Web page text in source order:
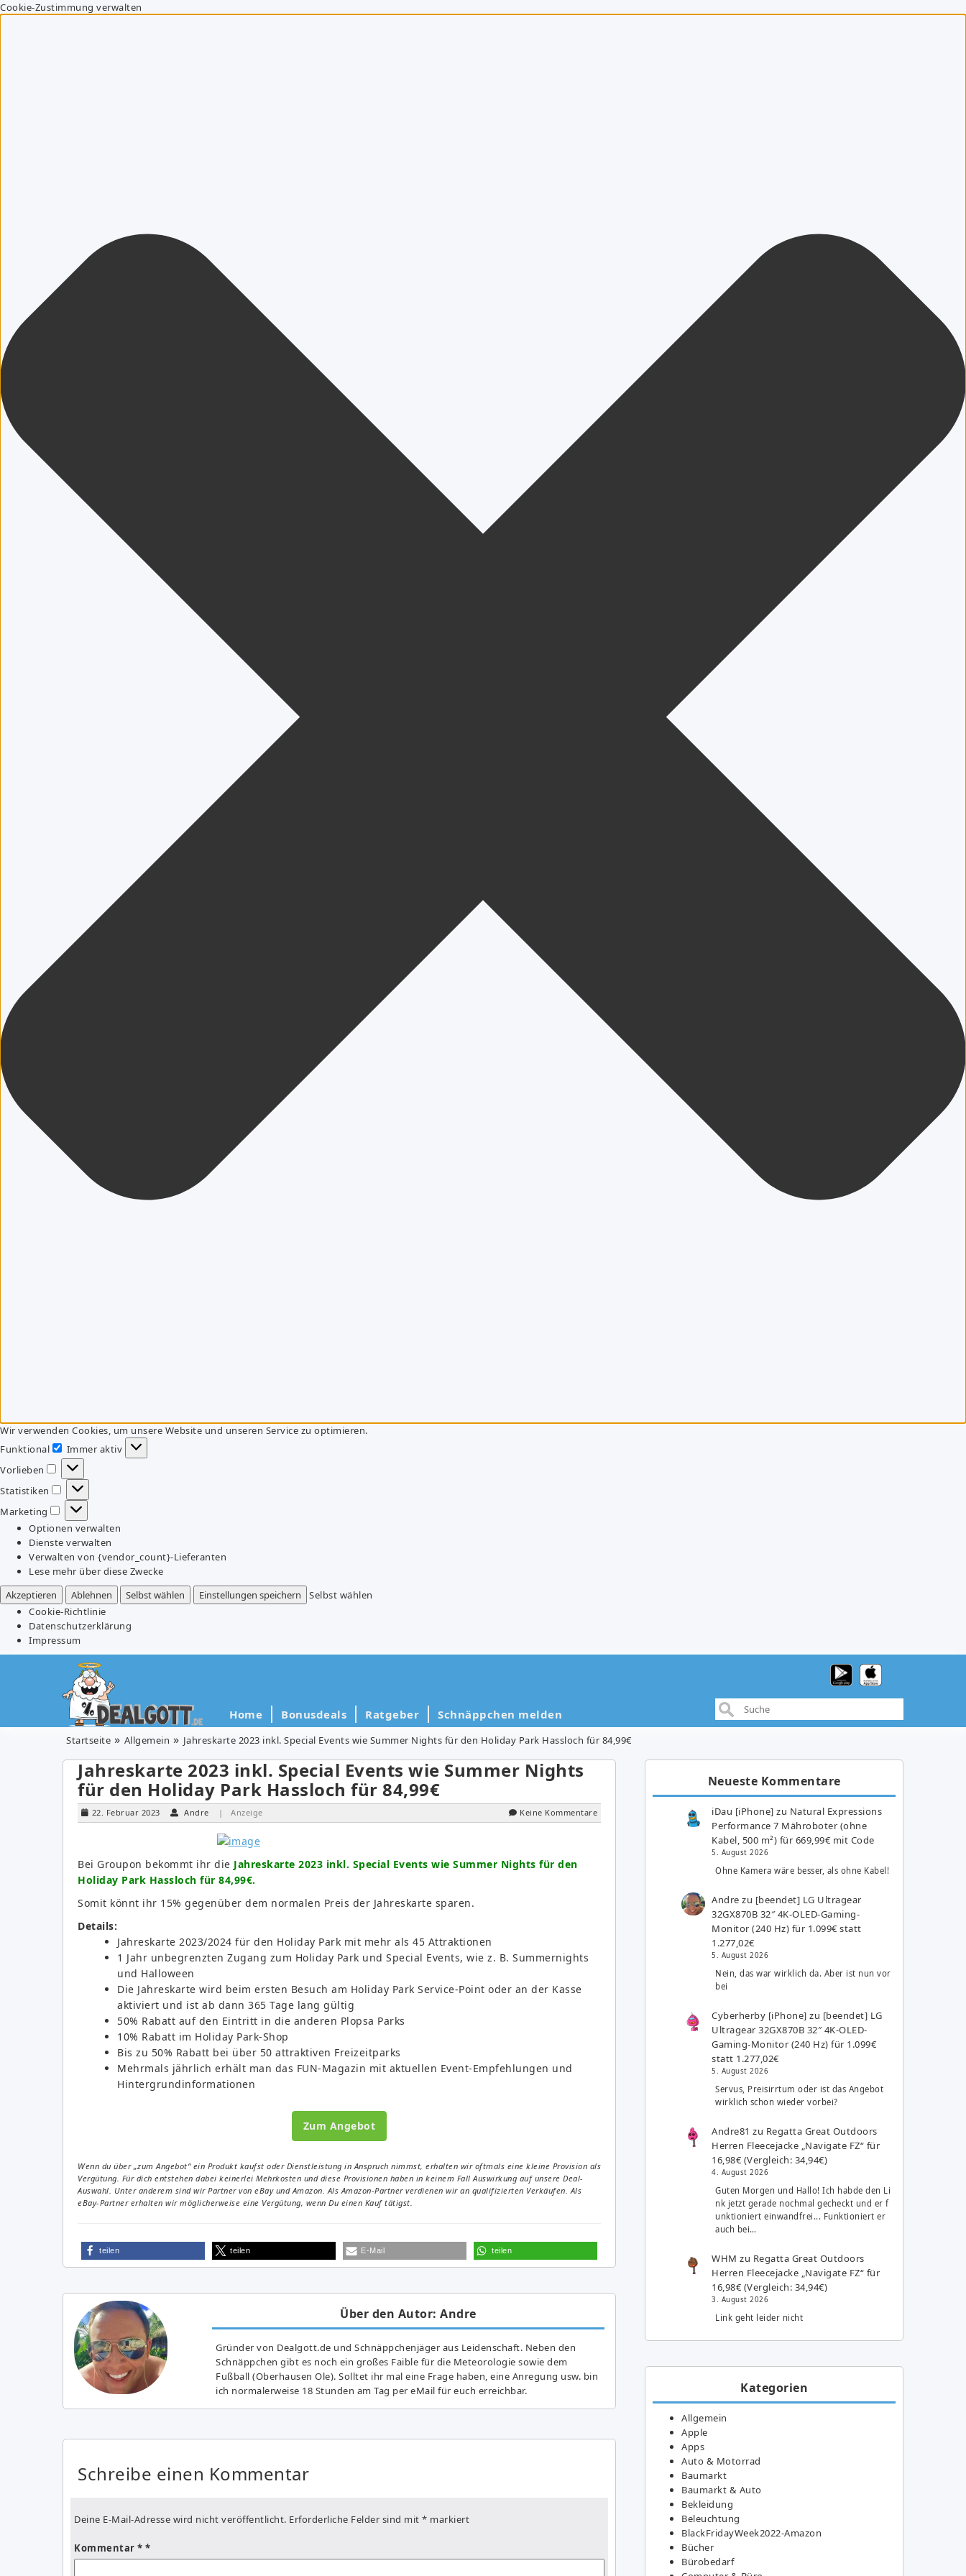
Cookie-Zustimmung verwalten
Wir verwenden Cookies, um unsere Website und unseren Service zu optimieren.
Funktional
Funktional
Immer aktiv
Vorlieben
Vorlieben
Statistiken
Statistiken
Marketing
Marketing
Optionen verwalten
Dienste verwalten
Verwalten von {vendor_count}-Lieferanten
Lese mehr über diese Zwecke
Akzeptieren
Ablehnen Selbst wählen Einstellungen speichern
Selbst wählen
Cookie-Richtlinie
Datenschutzerklärung
Impressum
Home Bonusdeals Ratgeber Schnäppchen melden
Startseite Allgemein Jahreskarte 2023 inkl. Special Events wie Summer Nights für den Holiday Park Hassloch für 84,99€
Jahreskarte 2023 inkl. Special Events wie Summer Nights
für den Holiday Park Hassloch für 84,99€
22. Februar 2023 Andre | Anzeige Keine Kommentare
Bei Groupon bekommt ihr die Jahreskarte 2023 inkl. Special Events wie Summer Nights für den
Holiday Park Hassloch für 84,99€.
Somit könnt ihr 15% gegenüber dem normalen Preis der Jahreskarte sparen.
Details:
Jahreskarte 2023/2024 für den Holiday Park mit mehr als 45 Attraktionen
1 Jahr unbegrenzten Zugang zum Holiday Park und Special Events, wie z. B. Summernights
und Halloween
Die Jahreskarte wird beim ersten Besuch am Holiday Park Service-Point oder an der Kasse
aktiviert und ist ab dann 365 Tage lang gültig
50% Rabatt auf den Eintritt in die anderen Plopsa Parks
10% Rabatt im Holiday Park-Shop
Bis zu 50% Rabatt bei über 50 attraktiven Freizeitparks
Mehrmals jährlich erhält man das FUN-Magazin mit aktuellen Event-Empfehlungen und
Hintergrundinformationen
Zum Angebot
Wenn du über „zum Angebot“ ein Produkt kaufst oder Dienstleistung in Anspruch nimmst, erhalten wir oftmals eine kleine Provision als
Vergütung. Für dich entstehen dabei keinerlei Mehrkosten und diese Provisionen haben in keinem Fall Auswirkung auf unsere Deal-
Auswahl. Unter anderem sind wir Partner von eBay und Amazon. Als Amazon-Partner verdienen wir an qualifizierten Verkäufen. Als
eBay-Partner erhalten wir möglicherweise eine Vergütung, wenn Du einen Kauf tätigst.
teilen teilen E-Mail teilen
Über den Autor: Andre
Gründer von Dealgott.de und Schnäppchenjäger aus Leidenschaft. Neben den
Schnäppchen gibt es noch ein großes Fai­ble für die Meteorologie sowie dem
Fußball (Oberhausen Ole). Solltet ihr mal eine Frage haben, eine Anregung usw. bin
ich normalerweise 18 Stunden am Tag per eMail für euch erreichbar.
Schreibe einen Kommentar
Deine E-Mail-Adresse wird nicht veröffentlicht. Erforderliche Felder sind mit * markiert
Kommentar *
Neueste Kommentare
iDau [iPhone] zu Natural Expressions
Performance 7 Mähroboter (ohne
Kabel, 500 m²) für 669,99€ mit Code
5. August 2026
Ohne Kamera wäre besser, als ohne Kabel!
Andre zu [beendet] LG Ultragear
32GX870B 32″ 4K-OLED-Gaming-
Monitor (240 Hz) für 1.099€ statt
1.277,02€
5. August 2026
Nein, das war wirklich da. Aber ist nun vor
bei
Cyberherby [iPhone] zu [beendet] LG
Ultragear 32GX870B 32″ 4K-OLED-
Gaming-Monitor (240 Hz) für 1.099€
statt 1.277,02€
5. August 2026
Servus, Preisirrtum oder ist das Angebot
wirklich schon wieder vorbei?
Andre81 zu Regatta Great Outdoors
Herren Fleecejacke „Navigate FZ“ für
16,98€ (Vergleich: 34,94€)
4. August 2026
Guten Morgen und Hallo! Ich habde den Li
nk jetzt gerade nochmal gecheckt und er f
unktioniert einwandfrei... Funktioniert er
auch bei…
WHM zu Regatta Great Outdoors
Herren Fleecejacke „Navigate FZ“ für
16,98€ (Vergleich: 34,94€)
3. August 2026
Link geht leider nicht
Kategorien
Allgemein
Apple
Apps
Auto & Motorrad
Baumarkt
Baumarkt & Auto
Bekleidung
Beleuchtung
BlackFridayWeek2022-Amazon
Bücher
Bürobedarf